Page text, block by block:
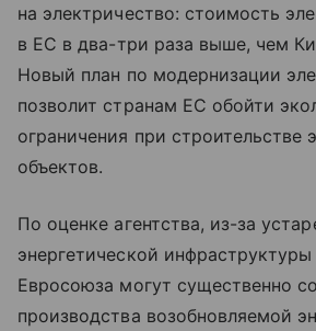
на электричество: стоимость
в ЕС в два-три раза выше, чем
Новый план по модернизации
позволит странам ЕС обойти
ограничения при строительстве
объектов.
По оценке агентства, из-за
энергетической
Евросоюза могут существенно
производства возобновляемой